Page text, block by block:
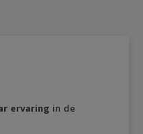
ervaring in de